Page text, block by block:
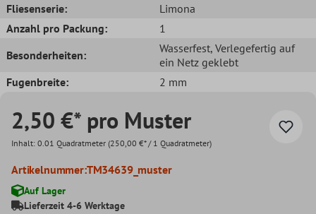
Fliesenserie:
Limona
Anzahl pro Packung:
1
Besonderheiten:
Wasserfest, Verlegefertig auf
ein Netz geklebt
Fugenbreite:
2 mm
2,50 €* pro Muster
Inhalt: 0.01 Quadratmeter (250,00 €* / 1 Quadratmeter)
Artikelnummer:TM34639_muster
Auf Lager
Lieferzeit 4-6 Werktage